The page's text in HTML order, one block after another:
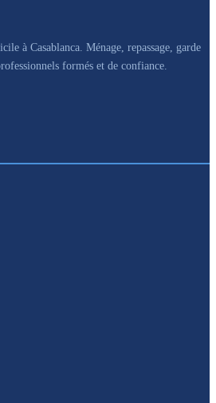
à Casablanca. Ménage, repassage, garde
formés et de confiance.